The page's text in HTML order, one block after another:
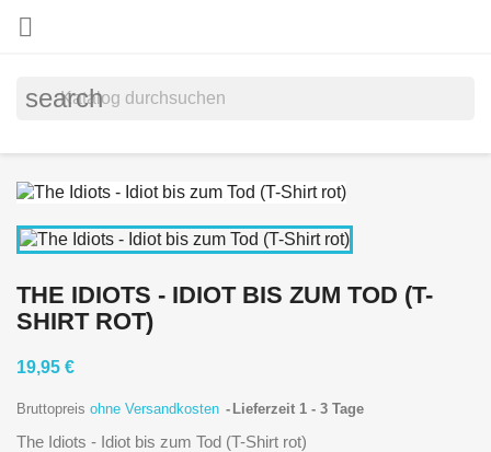

search
THE IDIOTS - IDIOT BIS ZUM TOD (T-
SHIRT ROT)
19,95 €
Bruttopreis ohne Versandkosten Lieferzeit 1 - 3 Tage
The Idiots - Idiot bis zum Tod (T-Shirt rot)